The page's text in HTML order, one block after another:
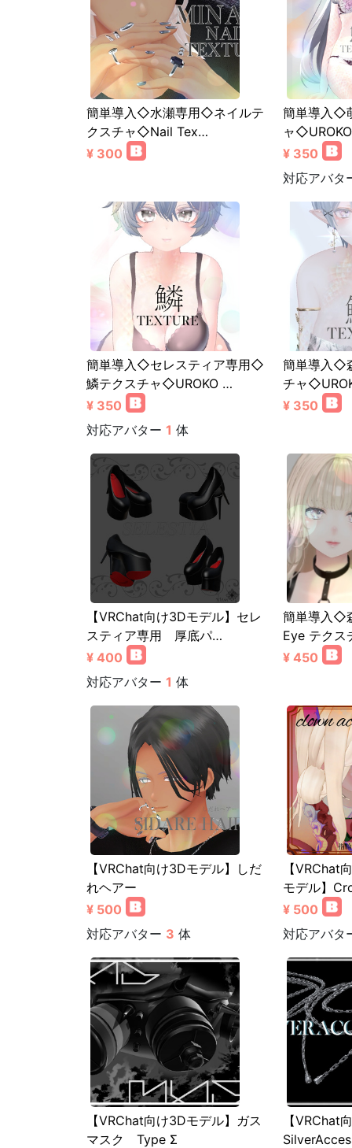
簡単導入◇水瀬専用◇ネイルテ
クスチャ◇Nail Tex…
¥ 300
簡単導入◇
ャ
¥ 350
対応アバタ
簡単導入◇セレスティア専用◇
鱗テクスチャ◇UROKO …
¥ 350
対応アバター 1 体
簡単導入◇
チャ
¥ 350
【VRChat向け3Dモデル】セレ
スティア専用 厚底パ…
¥ 400
対応アバター 1 体
簡単導入◇
Eye テク
¥ 450
【VRChat向け3Dモデル】しだ
れヘアー
¥ 500
対応アバター 3 体
【VRChat
モデル】
¥ 500
対応アバタ
【VRChat向け3Dモデル】ガス
マスク Type Σ
【VRChat